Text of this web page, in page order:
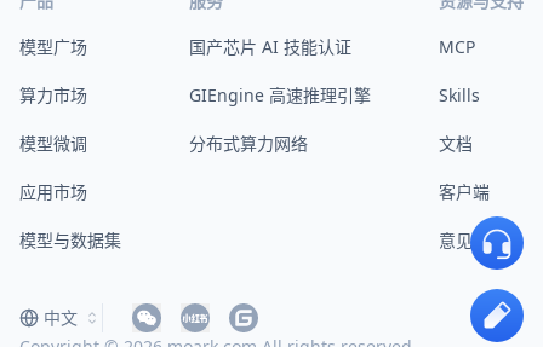
模型广场
算力市场
模型微调
应用市场
模型与数据集
国产芯片 AI 技能认证
GIEngine 高速推理引擎
分布式算力网络
MCP
Skills
文档
客户端
意见反馈
中文